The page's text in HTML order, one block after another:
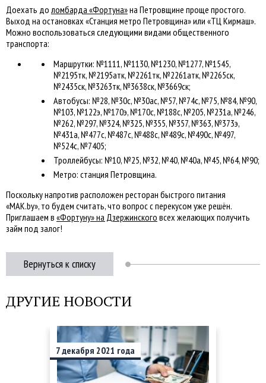
Доехать до ломбарда «Фортуна»на Петровщине проще простого.
Выход на остановках «Станция метро Петровщина» или «ТЦ Кирмаш».
Можно воспользоваться следующими видами общественного
транспорта:
Маршрутки: №1111, №1130, №1230, №1277, №1545,
№2195тк, №2195атк, №2261тк, №2261атк, №2265ск,
№2435ск, №3263тк, №3638ск, №3669ск;
Автобусы: №28, №30с, №30ас, №57, №74с, №75, №84, №90,
№103, №122э, №170э, №170с, №188с, №205, №231а, №246,
№262, №297, №324, №325, №355, №357, №363, №373э,
№431а, №477с, №487с, №488с, №489с, №490с, №497,
№524с, №7405;
Троллейбусы: №10, №25, №32, №40, №40а, №45, №64, №90;
Метро: станция Петровщина.
Поскольку напротив расположен ресторан быстрого питания
«MAK.by», то будем считать, что вопрос с перекусом уже решён.
Приглашаем в «Фортуну» на Дзержинского всех желающих получить
займ под залог!
Вернуться к списку
ДРУГИЕ НОВОСТИ
7декабря 2021 года